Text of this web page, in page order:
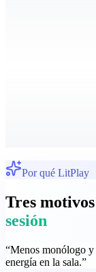
Por qué LitPlay
Tres
sesión
“Menos monólogo y
energía en la sala.”